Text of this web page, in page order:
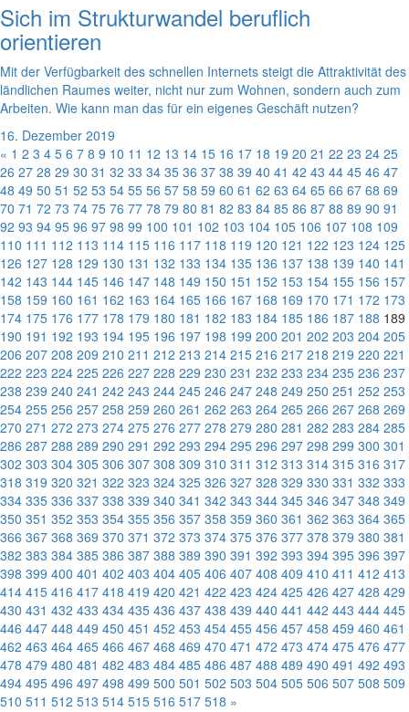
Sich im Strukturwandel beruflich
orientieren
Mit der Verfügbarkeit des schnellen Internets steigt die Attraktivität des
ländlichen Raumes weiter, nicht nur zum Wohnen, sondern auch zum
Arbeiten. Wie kann man das für ein eigenes Geschäft nutzen?
16. Dezember 2019
« 1 2 3 4 5 6 7 8 9 10 11 12 13 14 15 16 17 18 19 20 21 22 23 24 25
26 27 28 29 30 31 32 33 34 35 36 37 38 39 40 41 42 43 44 45 46 47
48 49 50 51 52 53 54 55 56 57 58 59 60 61 62 63 64 65 66 67 68 69
70 71 72 73 74 75 76 77 78 79 80 81 82 83 84 85 86 87 88 89 90 91
92 93 94 95 96 97 98 99 100 101 102 103 104 105 106 107 108 109
110 111 112 113 114 115 116 117 118 119 120 121 122 123 124 125
126 127 128 129 130 131 132 133 134 135 136 137 138 139 140 141
142 143 144 145 146 147 148 149 150 151 152 153 154 155 156 157
158 159 160 161 162 163 164 165 166 167 168 169 170 171 172 173
174 175 176 177 178 179 180 181 182 183 184 185 186 187 188 189
190 191 192 193 194 195 196 197 198 199 200 201 202 203 204 205
206 207 208 209 210 211 212 213 214 215 216 217 218 219 220 221
222 223 224 225 226 227 228 229 230 231 232 233 234 235 236 237
238 239 240 241 242 243 244 245 246 247 248 249 250 251 252 253
254 255 256 257 258 259 260 261 262 263 264 265 266 267 268 269
270 271 272 273 274 275 276 277 278 279 280 281 282 283 284 285
286 287 288 289 290 291 292 293 294 295 296 297 298 299 300 301
302 303 304 305 306 307 308 309 310 311 312 313 314 315 316 317
318 319 320 321 322 323 324 325 326 327 328 329 330 331 332 333
334 335 336 337 338 339 340 341 342 343 344 345 346 347 348 349
350 351 352 353 354 355 356 357 358 359 360 361 362 363 364 365
366 367 368 369 370 371 372 373 374 375 376 377 378 379 380 381
382 383 384 385 386 387 388 389 390 391 392 393 394 395 396 397
398 399 400 401 402 403 404 405 406 407 408 409 410 411 412 413
414 415 416 417 418 419 420 421 422 423 424 425 426 427 428 429
430 431 432 433 434 435 436 437 438 439 440 441 442 443 444 445
446 447 448 449 450 451 452 453 454 455 456 457 458 459 460 461
462 463 464 465 466 467 468 469 470 471 472 473 474 475 476 477
478 479 480 481 482 483 484 485 486 487 488 489 490 491 492 493
494 495 496 497 498 499 500 501 502 503 504 505 506 507 508 509
510 511 512 513 514 515 516 517 518 »